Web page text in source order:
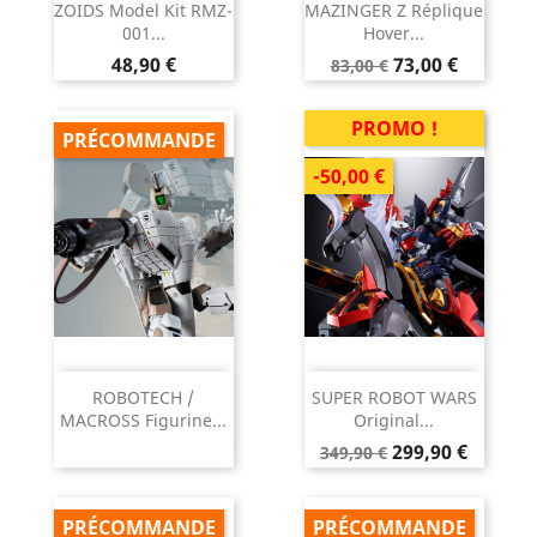
ZOIDS Model Kit RMZ-
001...
Prix
48,90 €
MAZINGER Z Réplique
Hover...
Prix
de
base
83,00 € Prix
73,00 €
ROBOTECH /
MACROSS Figurine...
PRÉCOMMANDE
SUPER ROBOT WARS
Original...
Prix
de
349,90 € Prix
299,90 €
PROMO !
-50,00 €
PRÉCOMMANDE PRÉCOMMANDE